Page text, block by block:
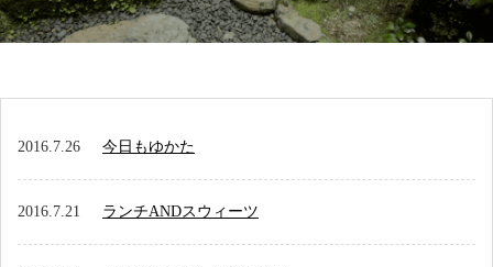
オンラインショップ
アクセス
2016.7.26 今日もゆかた
2016.7.21 ランチANDスウィーツ